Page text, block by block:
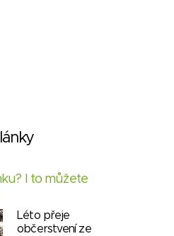
I to můžete
Léto přeje
občerstvení ze